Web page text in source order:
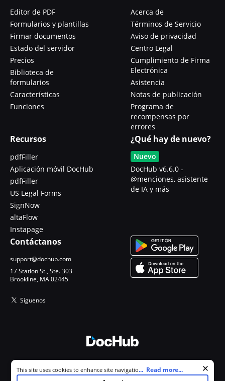
Editor de PDF
Formularios y plantillas
Firmar documentos
Estado del servidor
Precios
Biblioteca de
formularios
Características
Funciones
Acerca de
Términos de Servicio
Aviso de privacidad
Centro Legal
Cumplimiento de Firma
Electrónica
Asistencia
Notas de publicación
Programa de
recompensas por
errores
Recursos
pdfFiller
Aplicación móvil DocHub
pdfFiller
US Legal Forms
SignNow
altaFlow
Instapage
¿Qué hay de nuevo?
Nuevo
DocHub v6.6.0 -
@menciones, asistente
de IA y más
Contáctanos
support@dochub.com
17 Station St., Ste. 303
Brookline, MA 02445
Síguenos
Todos los derechos reservados.
Cookie consent notice
This site uses cookies to enhance site navigation and personalize
your experience. By using this site you agree to our use of cookies as
... Read more...